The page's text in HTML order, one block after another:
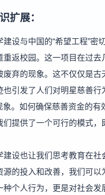
扩展：
建设与中国的“希望工程”
重返校园。这一项目在过
废弃的现象。这不仅仅是
也引发了人们对明星慈善
象。如何确保慈善资金的
们提供了一个可行的模式
建设也让我们思考教育在
源的投入和改善，我们可
个人行为，更是对社会发